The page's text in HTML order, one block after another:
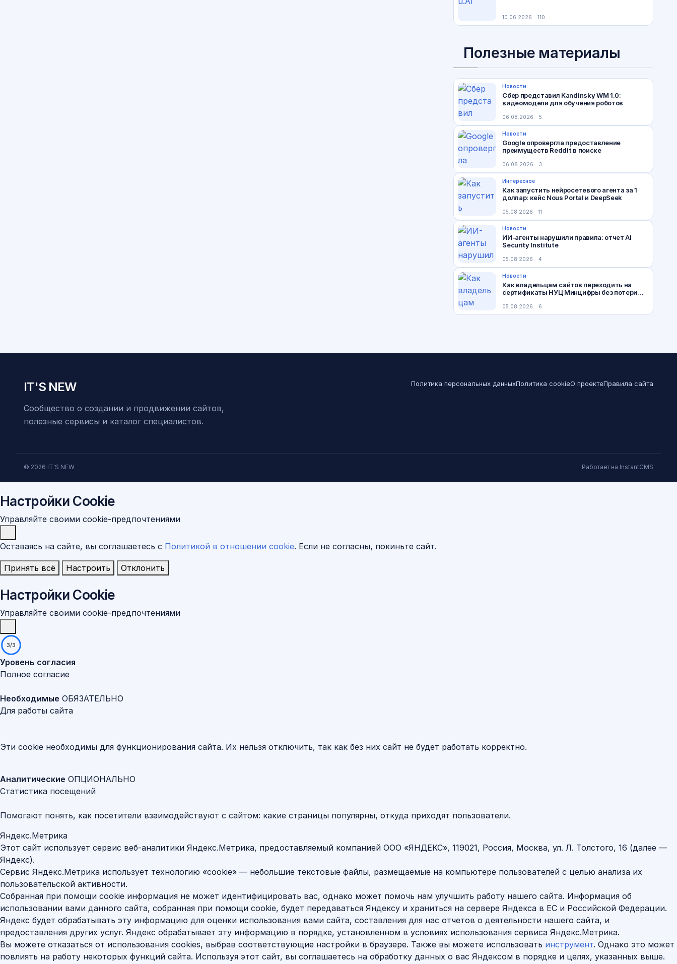
10.06.2026 110
Полезные материалы
Новости
Сбер представил Kandinsky WM 1.0:
видеомодели для обучения роботов
06.08.2026 5
Новости
Google опровергла предоставление
преимуществ Reddit в поиске
06.08.2026 3
Интересное
Как запустить нейросетевого агента за 1
доллар: кейс Nous Portal и DeepSeek
05.08.2026 11
Новости
ИИ-агенты нарушили правила: отчет AI
Security Institute
05.08.2026 4
Новости
Как владельцам сайтов переходить на
сертификаты НУЦ Минцифры без потери
05.08.2026 6
IT'S NEW
Сообщество о создании и продвижении сайтов,
полезные сервисы и каталог специалистов.
Политика персональных данныхПолитика cookieО проектеПравила сайта
© 2026 IT'S NEW Работает на InstantCMS
Настройки Cookie
Управляйте своими cookie-предпочтениями
Оставаясь на сайте, вы соглашаетесь с Политикой в отношении cookie. Если не согласны, покиньте сайт.
Принять всё Настроить Отклонить
Настройки Cookie
Управляйте своими cookie-предпочтениями
3/3
Уровень согласия
Полное согласие
Необходимые ОБЯЗАТЕЛЬНО
Для работы сайта
Эти cookie необходимы для функционирования сайта. Их нельзя отключить, так как без них сайт не будет работать корректно.
Аналитические ОПЦИОНАЛЬНО
Статистика посещений
Помогают понять, как посетители взаимодействуют с сайтом: какие страницы популярны, откуда приходят пользователи.
Яндекс.Метрика
Этот сайт использует сервис веб-аналитики Яндекс.Метрика, предоставляемый компанией ООО «ЯНДЕКС», 119021, Россия, Москва, ул. Л. Толстого, 16 (далее —
Яндекс).
Сервис Яндекс.Метрика использует технологию «cookie» — небольшие текстовые файлы, размещаемые на компьютере пользователей с целью анализа их
пользовательской активности.
Собранная при помощи cookie информация не может идентифицировать вас, однако может помочь нам улучшить работу нашего сайта. Информация об
использовании вами данного сайта, собранная при помощи cookie, будет передаваться Яндексу и храниться на сервере Яндекса в ЕС и Российской Федерации.
Яндекс будет обрабатывать эту информацию для оценки использования вами сайта, составления для нас отчетов о деятельности нашего сайта, и
предоставления других услуг. Яндекс обрабатывает эту информацию в порядке, установленном в условиях использования сервиса Яндекс.Метрика.
Вы можете отказаться от использования cookies, выбрав соответствующие настройки в браузере. Также вы можете использовать инструмент. Однако это может
повлиять на работу некоторых функций сайта. Используя этот сайт, вы соглашаетесь на обработку данных о вас Яндексом в порядке и целях, указанных выше.